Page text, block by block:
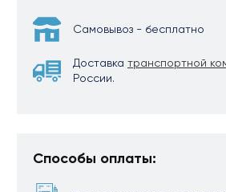
Самовывоз - бесплатно
Доставка транспортной
России.
Способы оплаты: